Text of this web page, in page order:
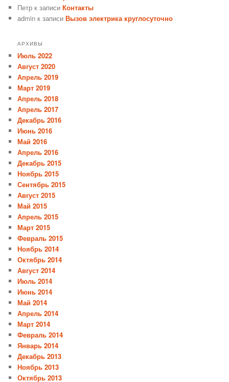
Петр к записиКонтакты
admin к записиВызов электрика круглосуточно
АРХИВЫ
Июль 2022
Август 2020
Апрель 2019
Март 2019
Апрель 2018
Апрель 2017
Декабрь 2016
Июнь 2016
Май 2016
Апрель 2016
Декабрь 2015
Ноябрь 2015
Сентябрь 2015
Август 2015
Май 2015
Апрель 2015
Март 2015
Февраль 2015
Ноябрь 2014
Октябрь 2014
Август 2014
Июль 2014
Июнь 2014
Май 2014
Апрель 2014
Март 2014
Февраль 2014
Январь 2014
Декабрь 2013
Ноябрь 2013
Октябрь 2013